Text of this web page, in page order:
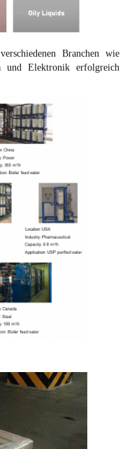
Branchen wie
und Elektronik erfolgreich